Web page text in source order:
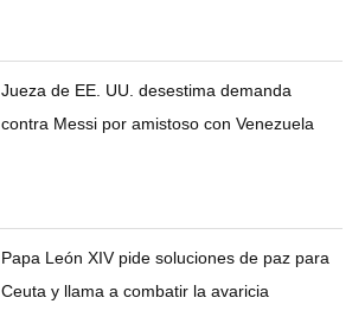
Jueza de EE. UU. desestima demanda
contra Messi por amistoso con Venezuela
Papa León XIV pide soluciones de paz para
Ceuta y llama a combatir la avaricia